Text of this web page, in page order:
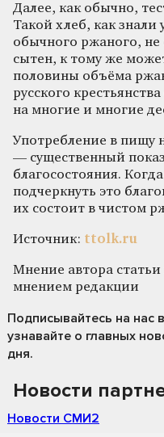
Далее, как обычно,
Такой хлеб, как знали
обычного ржаного, не
сытен, к тому же
половины объёма
русского
на многие и многие
Употребление в пищу
— существенный
благосостояния.
подчеркнуть это
их состоит в чистом
Источник: ttolk.ru
Мнение автора
мнением редакции
Подписывайтесь на нас в
узнавайте о главных
дня.
Новости
Новости СМИ2